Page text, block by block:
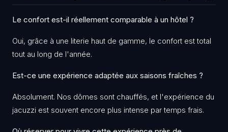
Le confort est-il réellement comparable à un hôtel ?
Oui, grâce à une literie haut de gamme, le confort est total
tout au long de l'année.
Est-ce une expérience adaptée aux saisons fraîches ?
Absolument. Nos dômes sont chauffés, et l'expérience du
jacuzzi est souvent encore plus intense par temps frais.